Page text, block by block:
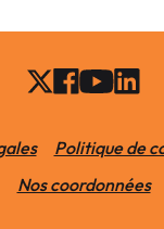
Politique de
Nos coordonnées